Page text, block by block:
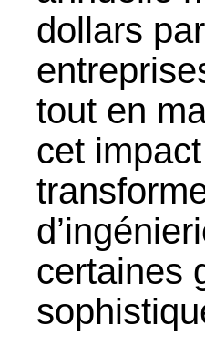
dollars
tout en
cet
certaines